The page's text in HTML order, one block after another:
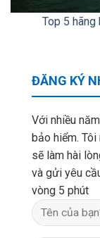
Top 5
ĐĂNG KÝ
Với nhiều
bảo hiểm.
sẽ làm hài
và gửi yêu
vòng 5 phút